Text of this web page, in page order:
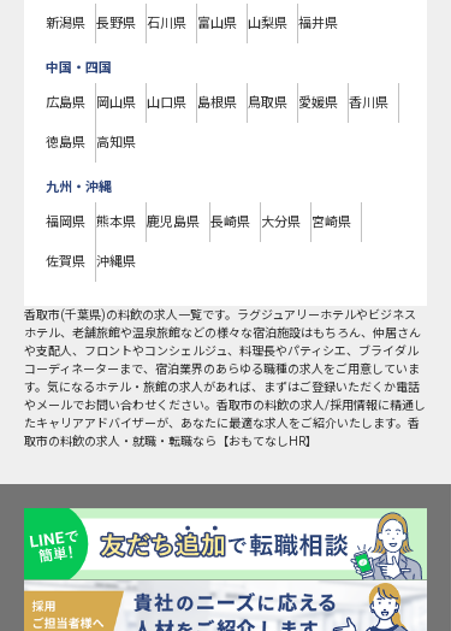
新潟県 長野県 石川県 富山県 山梨県 福井県
中国・四国
広島県 岡山県 山口県 島根県 鳥取県 愛媛県 香川県
徳島県 高知県
九州・沖縄
福岡県 熊本県 鹿児島県 長崎県 大分県 宮崎県
佐賀県 沖縄県
香取市(千葉県)の料飲の求人一覧です。ラグジュアリーホテルやビジネス
ホテル、老舗旅館や温泉旅館などの様々な宿泊施設はもちろん、仲居さん
や支配人、フロントやコンシェルジュ、料理長やパティシエ、ブライダル
コーディネーターまで、宿泊業界のあらゆる職種の求人をご用意していま
す。気になるホテル・旅館の求人があれば、まずはご登録いただくか電話
やメールでお問い合わせください。香取市の料飲の求人/採用情報に精通し
たキャリアアドバイザーが、あなたに最適な求人をご紹介いたします。香
取市の料飲の求人・就職・転職なら【おもてなしHR】